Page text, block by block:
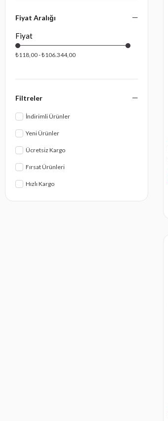
Fiyat Aralığı
₺118,00 - ₺106.344,00
Filtreler
İndirimli Ürünler
Yeni Ürünler
Ücretsiz Kargo
Fırsat Ürünleri
Hızlı Kargo